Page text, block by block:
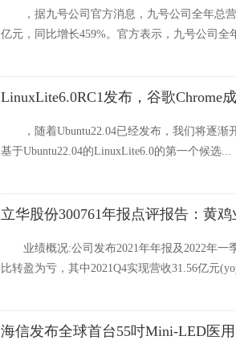
，据九号公司官方消息，九号公司全年总
亿元，同比增长459%。官方表示，九号公司
LinuxLite6.0RC1发布，谷歌Chrome
，随着Ubuntu22.04已经发布，我们将逐
基于Ubuntu22.04的LinuxLite6.0的第一个候选...
立华股份300761年报点评报告：黄
业绩概况:公司发布2021年年报及2022年一
比转盈为亏，其中2021Q4实现营收31.56亿元
海信发布全球首台55吋Mini-LED医